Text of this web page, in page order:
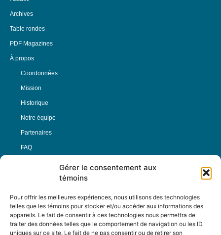
Gérer le consentement aux
témoins
Pour offrir les meilleures expériences, nous utilisons des technologies
telles que les témoins pour stocker et/ou accéder aux informations des
appareils. Le fait de consentir à ces technologies nous permettra de
traiter des données telles que le comportement de navigation ou les ID
uniques sur ce site. Le fait de ne pas consentir ou de retirer son
Archives
Table rondes
PDF Magazines
À propos
Coordonnées
Mission
Historique
Notre équipe
Partenaires
FAQ
Nous Suivre